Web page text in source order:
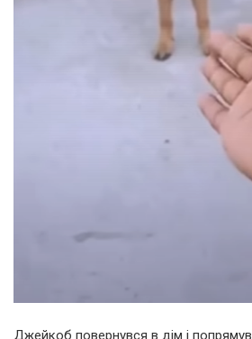
Джейкоб повернувся в дім і